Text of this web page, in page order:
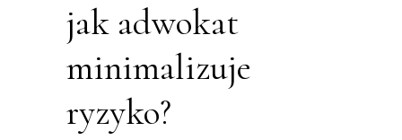
jak adwokat
minimalizuje
ryzyko?